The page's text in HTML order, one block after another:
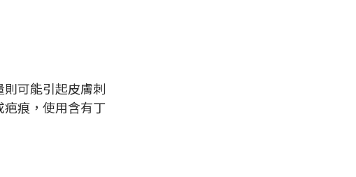
可能引起皮膚刺
痕，使用含有丁